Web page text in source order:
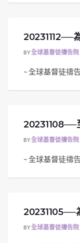
20231112──
BY全球基督徒禱告院
~ 全球基督徒禱
20231108──
BY全球基督徒禱告院
~ 全球基督徒禱
20231105──
BY全球基督徒禱告院